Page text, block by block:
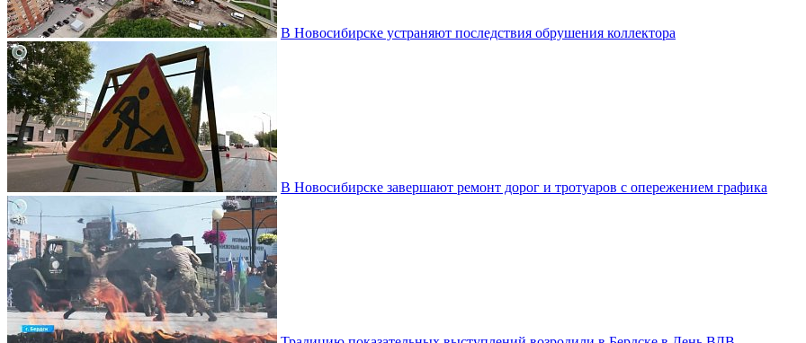
В Новосибирске устраняют последствия обрушения коллектора
В Новосибирске завершают ремонт дорог и тротуаров с опережением графика